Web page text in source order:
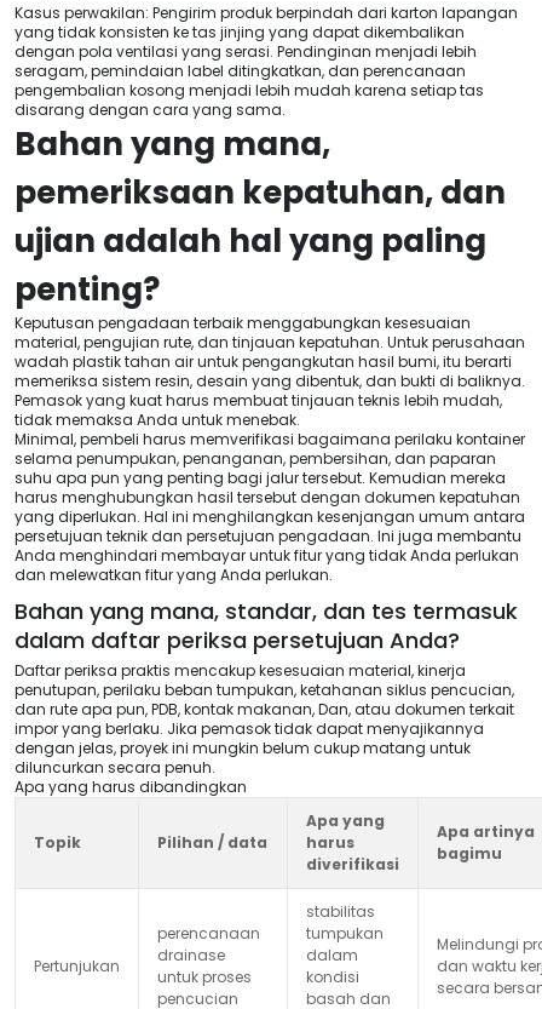
Kasus perwakilan: Pengirim produk berpindah dari karton lapangan
yang tidak konsisten ke tas jinjing yang dapat dikembalikan
dengan pola ventilasi yang serasi. Pendinginan menjadi lebih
seragam, pemindaian label ditingkatkan, dan perencanaan
pengembalian kosong menjadi lebih mudah karena setiap tas
disarang dengan cara yang sama.
Bahan yang mana,
pemeriksaan kepatuhan, dan
ujian adalah hal yang paling
penting?
Keputusan pengadaan terbaik menggabungkan kesesuaian
material, pengujian rute, dan tinjauan kepatuhan. Untuk perusahaan
wadah plastik tahan air untuk pengangkutan hasil bumi, itu berarti
memeriksa sistem resin, desain yang dibentuk, dan bukti di baliknya.
Pemasok yang kuat harus membuat tinjauan teknis lebih mudah,
tidak memaksa Anda untuk menebak.
Minimal, pembeli harus memverifikasi bagaimana perilaku kontainer
selama penumpukan, penanganan, pembersihan, dan paparan
suhu apa pun yang penting bagi jalur tersebut. Kemudian mereka
harus menghubungkan hasil tersebut dengan dokumen kepatuhan
yang diperlukan. Hal ini menghilangkan kesenjangan umum antara
persetujuan teknik dan persetujuan pengadaan. Ini juga membantu
Anda menghindari membayar untuk fitur yang tidak Anda perlukan
dan melewatkan fitur yang Anda perlukan.
Bahan yang mana, standar, dan tes termasuk
dalam daftar periksa persetujuan Anda?
Daftar periksa praktis mencakup kesesuaian material, kinerja
penutupan, perilaku beban tumpukan, ketahanan siklus pencucian,
dan rute apa pun, PDB, kontak makanan, Dan, atau dokumen terkait
impor yang berlaku. Jika pemasok tidak dapat menyajikannya
dengan jelas, proyek ini mungkin belum cukup matang untuk
diluncurkan secara penuh.
Apa yang harus dibandingkan
Topik Pilihan / data
Apa yang
harus
diverifikasi
Apa artinya
bagimu
Pertunjukan
perencanaan
drainase
untuk proses
pencucian
stabilitas
tumpukan
dalam
kondisi
basah dan
Melindungi
dan waktu
secara